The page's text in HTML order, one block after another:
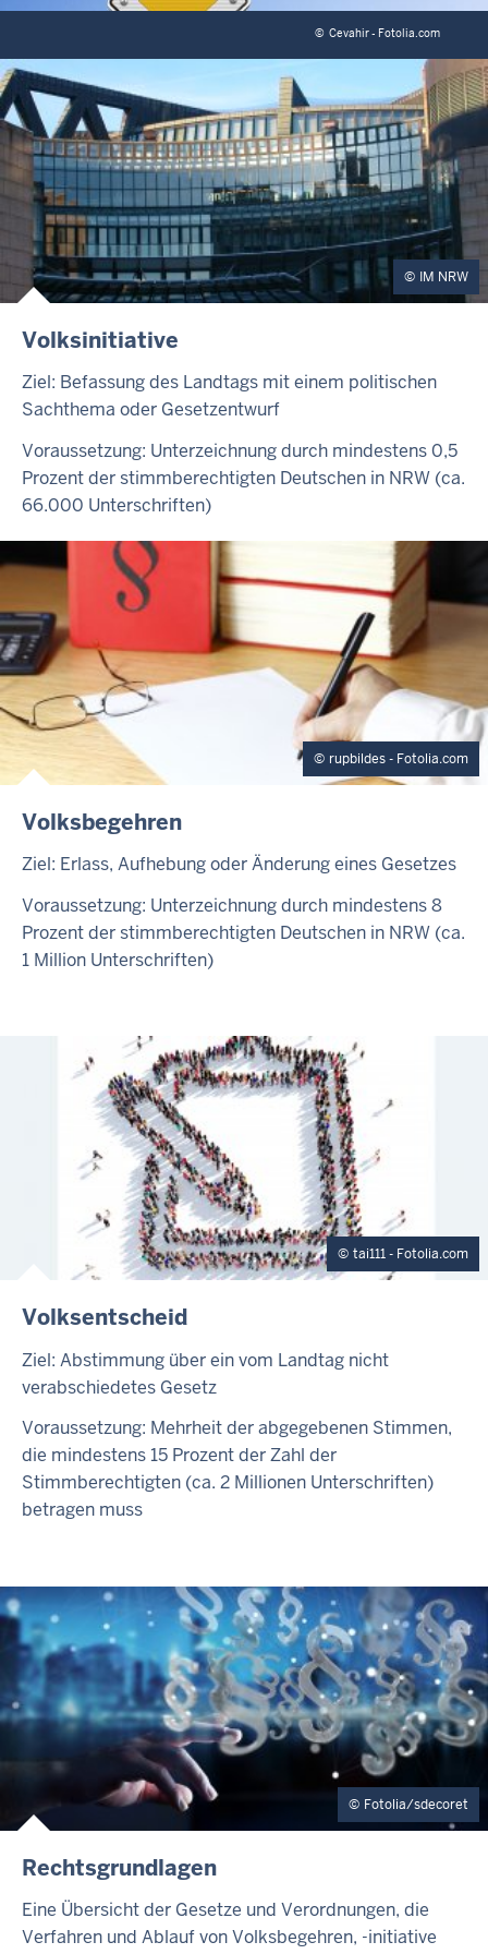
© Cevahir - Fotolia.com
IM NRW
Volksinitiative
Ziel: Befassung des Landtags mit einem politischen
Sachthema oder Gesetzentwurf
Voraussetzung: Unterzeichnung durch mindestens 0,5
Prozent der stimmberechtigten Deutschen in NRW (ca.
66.000 Unterschriften)
rupbildes - Fotolia.com
Volksbegehren
Ziel: Erlass, Aufhebung oder Änderung eines Gesetzes
Voraussetzung: Unterzeichnung durch mindestens 8
Prozent der stimmberechtigten Deutschen in NRW (ca.
1 Million Unterschriften)
tai111 - Fotolia.com
Volksentscheid
Ziel: Abstimmung über ein vom Landtag nicht
verabschiedetes Gesetz
Voraussetzung: Mehrheit der abgegebenen Stimmen,
die mindestens 15 Prozent der Zahl der
Stimmberechtigten (ca. 2 Millionen Unterschriften)
betragen muss
Fotolia/sdecoret
Rechtsgrundlagen
Eine Übersicht der Gesetze und Verordnungen, die
Verfahren und Ablauf von Volksbegehren, -initiative